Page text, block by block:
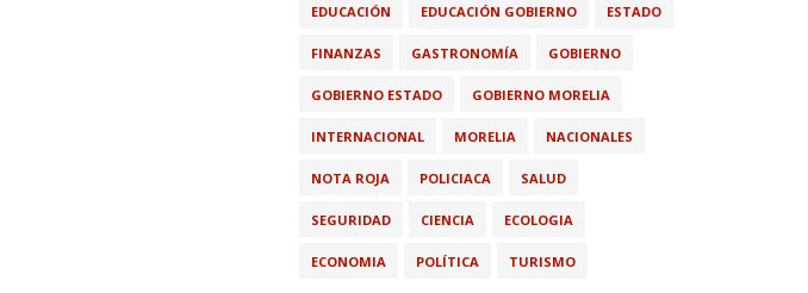
EDUCACIÓN EDUCACIÓN GOBIERNO ESTADO
FINANZAS GASTRONOMÍA GOBIERNO
GOBIERNO ESTADO GOBIERNO MORELIA
INTERNACIONAL MORELIA NACIONALES
NOTA ROJA POLICIACA SALUD
SEGURIDAD CIENCIA ECOLOGIA
ECONOMIA POLÍTICA TURISMO